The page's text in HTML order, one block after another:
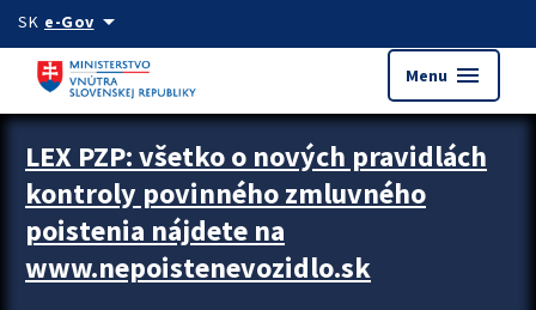
Preskocit na hlavný obsah
SK e-Govarrow_drop_down
Menu menu
Zastavit automatický posun upútavok
LEX PZP: všetko o nových pravidlách
kontroly povinného zmluvného
poistenia nájdete na
www.nepoistenevozidlo.sk